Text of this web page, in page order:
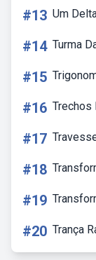
#13 Um
#14 Turma
#15
#16 Trechos
#17
#18
#19
#20 Trança